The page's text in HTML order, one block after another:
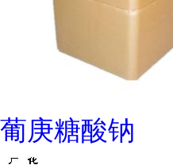
葡庚糖酸钠